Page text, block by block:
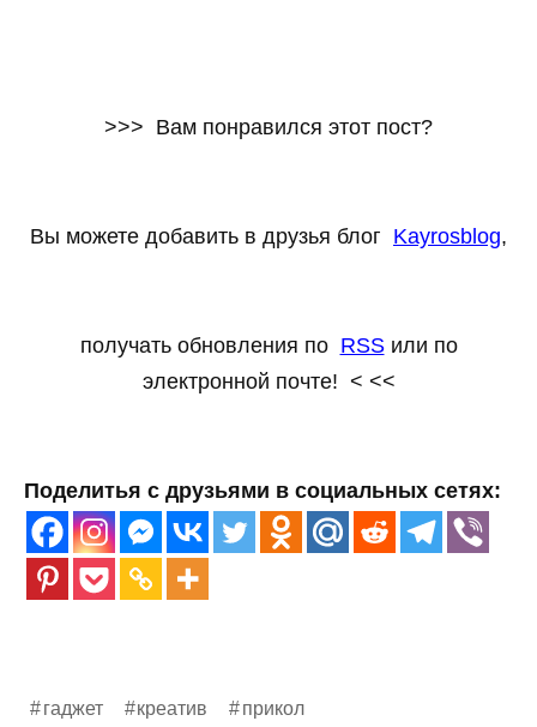
>>> Вам понравился этот пост?
Вы можете добавить в друзья блог Kayrosblog,
получать обновления по RSSили по
электронной почте! < <<
Поделитья с друзьями в социальных сетях:
гаджет креатив
прикол